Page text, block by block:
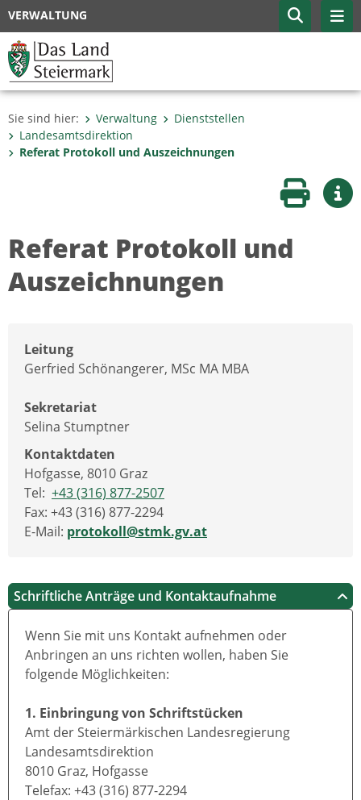
VERWALTUNG
Sie sind hier: Verwaltung
Dienststellen
Landesamtsdirektion
Referat Protokoll und Auszeichnungen
Seite
Referat Protokoll und
Auszeichnungen
Leitung
Gerfried Schönangerer, MSc MA MBA
Sekretariat
Selina Stumptner
Kontaktdaten
Hofgasse, 8010 Graz
Tel: +43 (316) 877-2507
Fax: +43 (316) 877-2294
E-Mail: protokoll@stmk.gv.at
Schriftliche Anträge und Kontaktaufnahme
Wenn Sie mit uns Kontakt aufnehmen oder
Anbringen an uns richten wollen, haben Sie
folgende Möglichkeiten:
1. Einbringung von Schriftstücken
Amt der Steiermärkischen Landesregierung
Landesamtsdirektion
8010 Graz, Hofgasse
Telefax: +43 (316) 877-2294